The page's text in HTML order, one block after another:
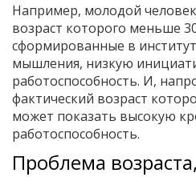
Например, молодой
возраст которого меньше
сформированные в
мышления, низкую
работоспособность. И,
фактический возраст
может показать высокую
работоспособность.
Проблема